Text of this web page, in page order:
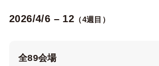
2026/4/6 – 12 （4週目）
全89会場